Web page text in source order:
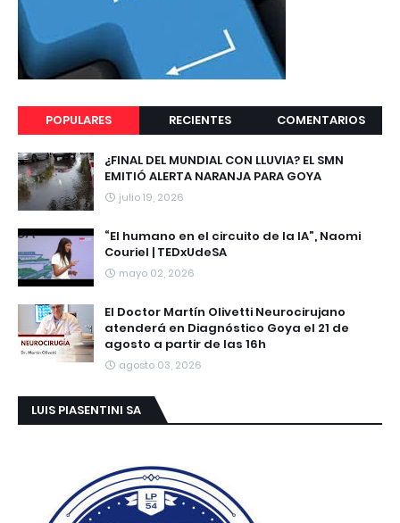
POPULARES RECIENTES COMENTARIOS
¿FINAL DEL MUNDIAL CON LLUVIA? EL SMN
EMITIÓ ALERTA NARANJA PARA GOYA
julio 19, 2026
“El humano en el circuito de la IA”, Naomi
Couriel | TEDxUdeSA
mayo 02, 2026
El Doctor Martín Olivetti Neurocirujano
atenderá en Diagnóstico Goya el 21 de
agosto a partir de las 16h
agosto 03, 2026
LUIS PIASENTINI SA